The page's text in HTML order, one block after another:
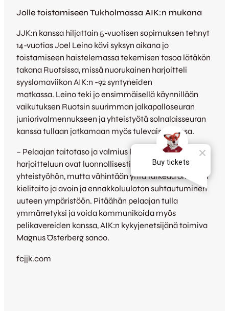
Jolle toistamiseen Tukholmassa AIK:n mukana
JJK:n kanssa hiljattain 5-vuotisen sopimuksen tehnyt
14-vuotias Joel Leino kävi syksyn aikana jo
toistamiseen haistelemassa tekemisen tasoa lätäkön
takana Ruotsissa, missä nuorukainen harjoitteli
syyslomaviikon AIK:n -92 syntyneiden
matkassa. Leino teki jo ensimmäisellä käynnillään
vaikutuksen Ruotsin suurimman jalkapalloseuran
juniorivalmennukseen ja yhteistyötä solnalaisseuran
kanssa tullaan jatkamaan myös tulevaisuudessa.
– Pelaajan taitotaso ja valmius kovatempoiseen
harjoitteluun ovat luonnollisesti edellytys tällaiseen
yhteistyöhön, mutta vähintään yhtä tärkeää on myös
kielitaito ja avoin ja ennakkoluuloton suhtautuminen
uuteen ympäristöön. Pitäähän pelaajan tulla
ymmärretyksi ja voida kommunikoida myös
pelikavereiden kanssa, AIK:n kykyjenetsijänä toimiva
Magnus Österberg sanoo.
fcjjk.com